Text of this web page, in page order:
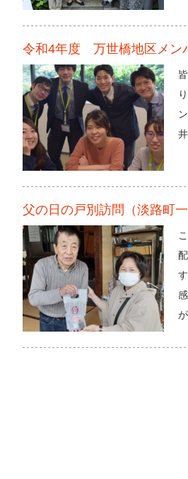
令和4年度 万世橋地区メン
父の日の戸別訪問（淡路町一